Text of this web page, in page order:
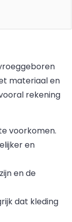
materiaal en
rekening
voorkomen.
en
en de
dat kleding